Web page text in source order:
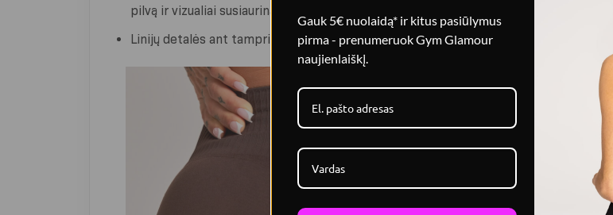
pilvą ir vizualiai susiaurina juosmenį.
Linijų detalės ant tamprių optiškai prailgina kojas, o dėka subtilaus šviesos efekto
Gauk 5€ nuolaidą* ir kitus pasiūlymus
pirma - prenumeruok Gym Glamour
naujienlaiškį.